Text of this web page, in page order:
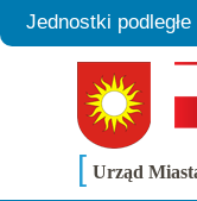
Jednostki podległe
[ Urząd